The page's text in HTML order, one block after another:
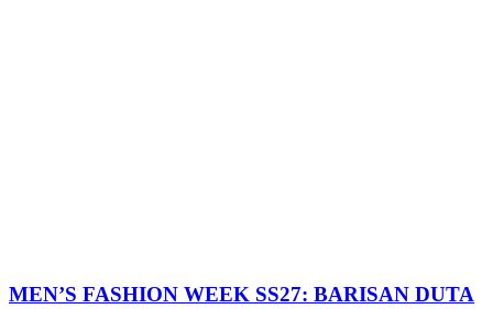
MEN’S FASHION WEEK SS27: BARISAN DUTA